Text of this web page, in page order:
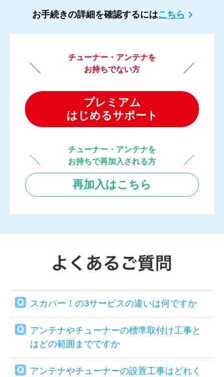
お手続きの詳細を確認するにはこちら
チューナー・アンテナを
お持ちでない方
プレミアム
はじめるサポート
チューナー・アンテナを
お持ちで再加入される方
再加入はこちら
スカパー！の3サービスの違いは何ですか
アンテナやチューナーの標準取付け工事と
はどの範囲までですか
アンテナやチューナーの設置工事はどれく